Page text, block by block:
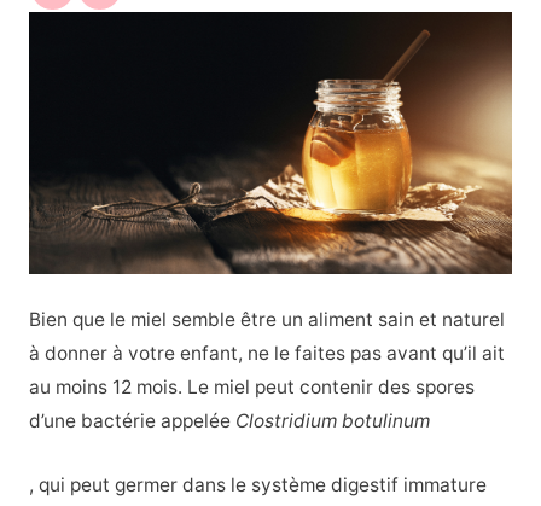
Bien que le miel semble être un aliment sain et naturel
à donner à votre enfant, ne le faites pas avant qu’il ait
au moins 12 mois. Le miel peut contenir des spores
d’une bactérie appelée Clostridium botulinum
, qui peut germer dans le système digestif immature